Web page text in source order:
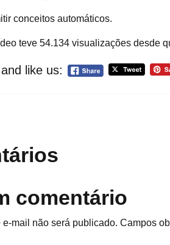
conceitos automáticos.
teve 54.134 visualizações desde
like us:
comentário
mail não será publicado. Campos